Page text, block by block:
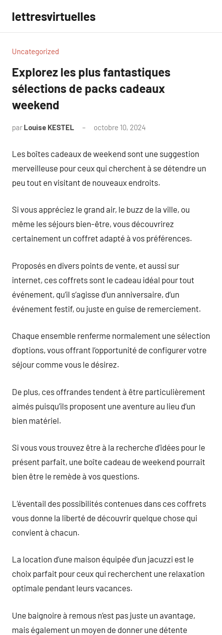
contenu
lettresvirtuelles
Uncategorized
Explorez les plus fantastiques
sélections de packs cadeaux
weekend
par Louise KESTEL octobre 10, 2024
Les boîtes cadeaux de weekend sont une suggestion
merveilleuse pour ceux qui cherchent à se détendre un
peu tout en visitant de nouveaux endroits.
Si vous appréciez le grand air, le buzz de la ville, ou
même les séjours bien-être, vous découvrirez
certainement un coffret adapté à vos préférences.
Proposés en divers points de vente, et aussi sur
internet, ces coffrets sont le cadeau idéal pour tout
événement, qu’il s’agisse d’un anniversaire, d’un
événement festif, ou juste en guise de remerciement.
Chaque ensemble renferme normalement une sélection
d’options, vous offrant l’opportunité de configurer votre
séjour comme vous le désirez.
De plus, ces offrandes tendent à être particulièrement
aimés puisqu’ils proposent une aventure au lieu d’un
bien matériel.
Si vous vous trouvez être à la recherche d’idées pour le
présent parfait, une boîte cadeau de weekend pourrait
bien être le remède à vos questions.
L’éventail des possibilités contenues dans ces coffrets
vous donne la liberté de découvrir quelque chose qui
convient à chacun.
La location d’une maison équipée d’un jacuzzi est le
choix parfait pour ceux qui recherchent une relaxation
optimale pendant leurs vacances.
Une baignoire à remous n’est pas juste un avantage,
mais également un moyen de donner une détente